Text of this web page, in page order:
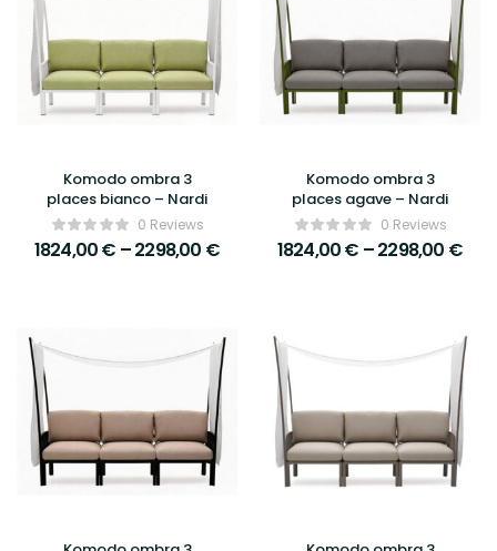
Komodo ombra 3
places bianco – Nardi
0 Reviews
1824,00€ –2298,00 €
Komodo ombra 3
places agave – Nardi
0 Reviews
1824,00€ –2298,00 €